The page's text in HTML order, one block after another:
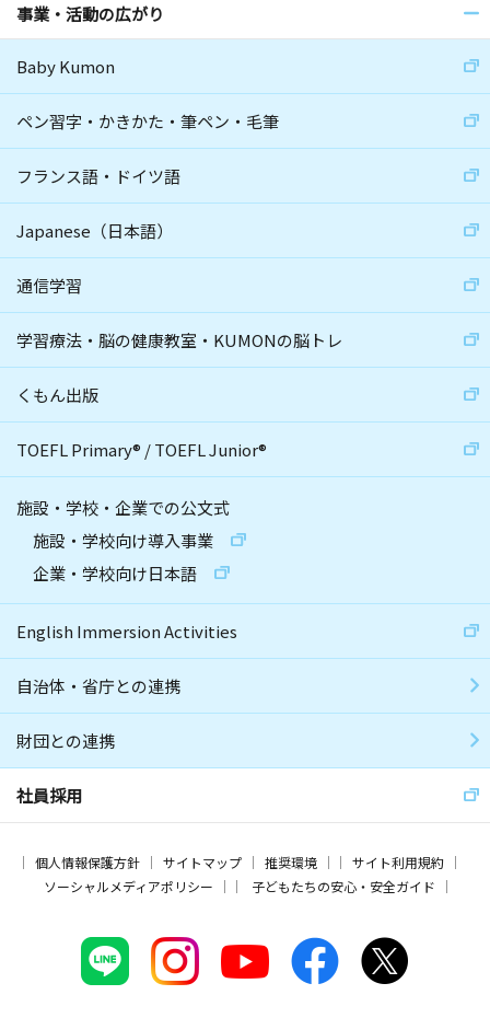
事業・活動の広がり
Baby Kumon
ペン習字・かきかた・筆ペン・毛筆
フランス語・ドイツ語
Japanese（日本語）
通信学習
学習療法・脳の健康教室・KUMONの脳トレ
くもん出版
TOEFL Primary® /TOEFL Junior®
施設・学校・企業での公文式
施設・学校向け導入事業
企業・学校向け日本語
English Immersion Activities
自治体・省庁との連携
財団との連携
社員採用
個人情報保護方針 サイトマップ 推奨環境
サイト利用規約
ソーシャルメディアポリシー
子どもたちの安心・安全ガイド